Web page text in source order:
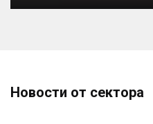
Новости от сектора